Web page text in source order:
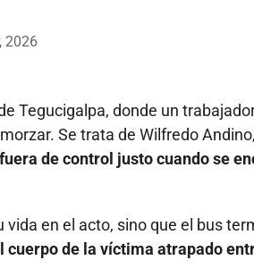
2026
Tegucigalpa, donde un
Se trata de Wilfredo Andino,
de control justo cuando se
en el acto, sino que el bus
l cuerpo de la víctima atrapado